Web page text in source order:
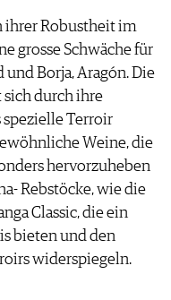
ihrer Robustheit im
grosse Schwäche für
und Borja, Aragón. Die
sich durch ihre
spezielle Terroir
Weine, die
hervorzuheben
Rebstöcke, wie die
Classic, die ein
bieten und den
widerspiegeln.